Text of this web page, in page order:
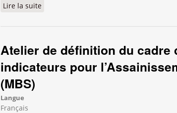
Lire la suite
Atelier de définition du cadre
indicateurs pour
(MBS)
Langue
Français